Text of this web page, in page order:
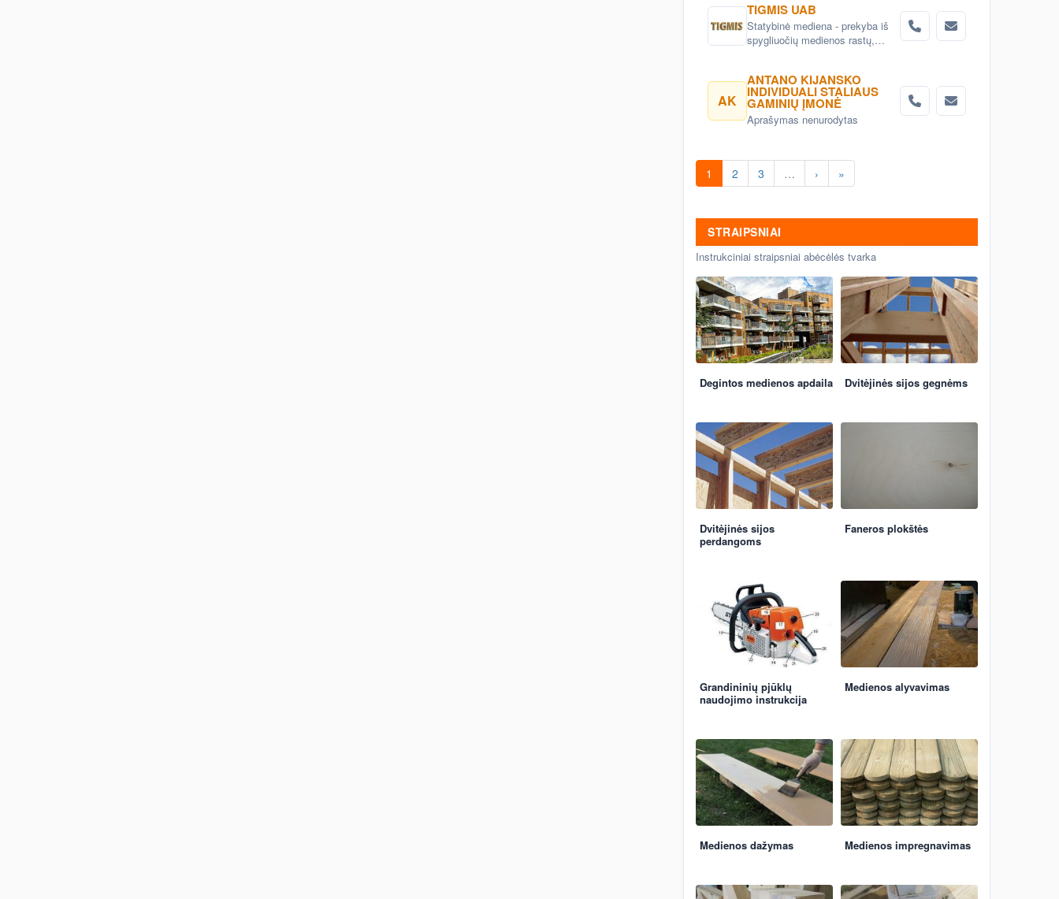
TIGMIS UAB
Statybinė mediena - prekyba iš
spygliuočių medienos rastų,
lentpjūvės paslauga.
AK
ANTANO KIJANSKO
INDIVIDUALI STALIAUS
GAMINIŲ ĮMONĖ
Aprašymas nenurodytas
1 2 3 … › »
STRAIPSNIAI
Instrukciniai straipsniai abėcėlės tvarka
Degintos medienos apdaila Dvitėjinės sijos gegnėms
Dvitėjinės sijos
perdangoms
Faneros plokštės
Grandininių pjūklų
naudojimo instrukcija
Medienos alyvavimas
Medienos dažymas Medienos impregnavimas